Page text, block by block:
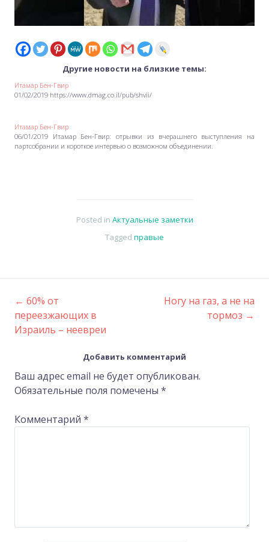
Другие новости на близкие темы:
Итамар Бен-Гвир
01/02/2019 https://www.dmag.co.il/pub/shvii/
Итамар Бен-Гвир
06/01/2019 Итамар Бен-Гвир: отрывки из вчерашнего выступления на
партсобрании и короткое интервью о возможном объединении.
Posted in Актуальные заметки
Tagged правые
Post
navigation
← 60% от
переезжающих в
Израиль – неевреи
Ногу на газ, а не на
тормоз →
Добавить комментарий
Ваш адрес email не будет опубликован.
Обязательные поля помечены *
Комментарий *